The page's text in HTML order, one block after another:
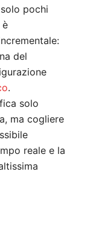
pochi
è
del
.
solo
ma cogliere
reale e la